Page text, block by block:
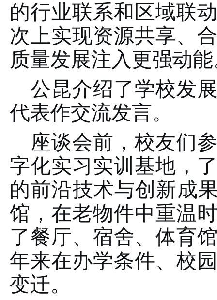
的行业联系和区域联
次上实现资源共享、
质量发展注入更强动
公昆介绍了学校发
代表作交流发言。
座谈会前，校友们
字化实习实训基地，
的前沿技术与创新成
馆，在老物件中重温
了餐厅、宿舍、体育
年来在办学条件、校
变迁。